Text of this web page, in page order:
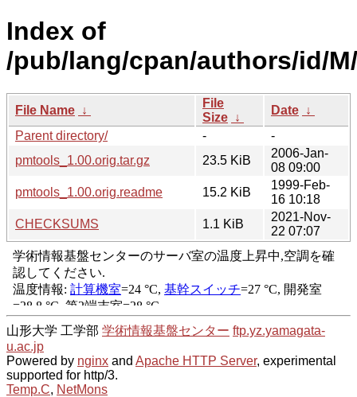
Index of
/pub/lang/cpan/authors/id/
File Name ↓
File
Size ↓
Date ↓
Parent directory/
-
-
pmtools_1.00.orig.tar.gz
23.5 KiB
2006-Jan-
08 09:00
pmtools_1.00.orig.readme
15.2 KiB
1999-Feb-
16 10:18
CHECKSUMS
1.1 KiB
2021-Nov-
22 07:07
山形大学 工学部 学術情報基盤センター ftp.yz.yamagata-
u.ac.jp
Powered by nginx and Apache HTTP Server, experimental
supported for http/3.
Temp.C, NetMons